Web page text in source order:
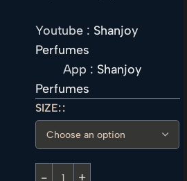
Youtube : Shanjoy
Perfumes
App : Shanjoy
Perfumes
SIZE: